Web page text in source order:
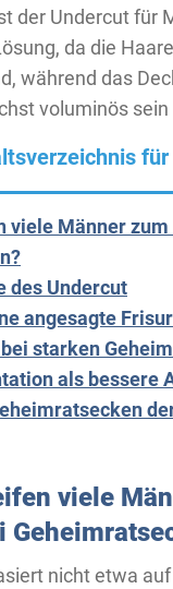
der Undercut für
da die
während das
voluminös sein
viele Männer zum
des Undercut
angesagte
starken
als bessere
viele
nicht etwa